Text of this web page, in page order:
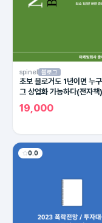
spinel 블로그
초보 블로거도 1년이면 누
그 상업화 가능하다(전자책)
19,000
0.0